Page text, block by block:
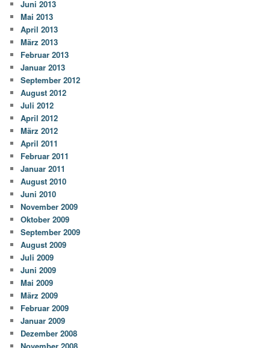
Juni 2013
Mai 2013
April 2013
März 2013
Februar 2013
Januar 2013
September 2012
August 2012
Juli 2012
April 2012
März 2012
April 2011
Februar 2011
Januar 2011
August 2010
Juni 2010
November 2009
Oktober 2009
September 2009
August 2009
Juli 2009
Juni 2009
Mai 2009
März 2009
Februar 2009
Januar 2009
Dezember 2008
November 2008